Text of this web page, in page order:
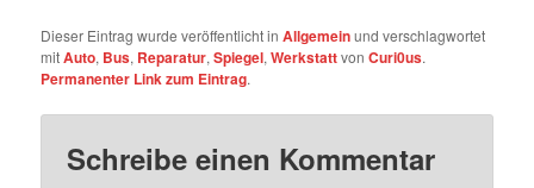
Dieser Eintrag wurde veröffentlicht inAllgemeinund verschlagwortet
mitAuto, Bus, Reparatur,Spiegel,WerkstattvonCuri0us.
Permanenter Link zum Eintrag.
Schreibe einen Kommentar